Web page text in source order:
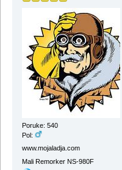
Poruke: 540
Pol:
www.mojaladja.com
Mali Remorker NS-980F